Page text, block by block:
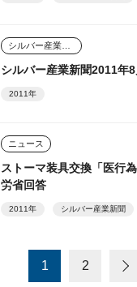
シルバー産業新聞2011年
2011年
ニュース
ストーマ装具交換「医行
労省回答
2011年 シルバー産業新聞
1 2